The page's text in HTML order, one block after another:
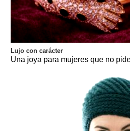
Lujo con carácter
Una joya para mujeres que no